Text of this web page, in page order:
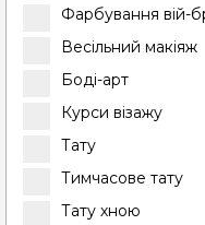
Фарбування вій-
Весільний макіяж
Боді-арт
Курси візажу
Тату
Тимчасове тату
Тату хною